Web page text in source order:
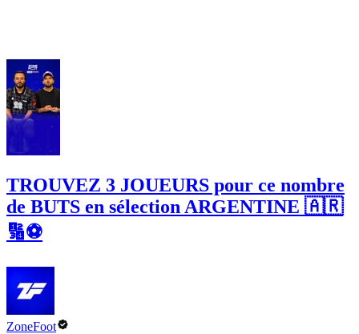
TROUVEZ 3 JOUEURS pour ce nombre
de BUTS en sélection ARGENTINE 🇦🇷
🔢⚽️
ZoneFoot